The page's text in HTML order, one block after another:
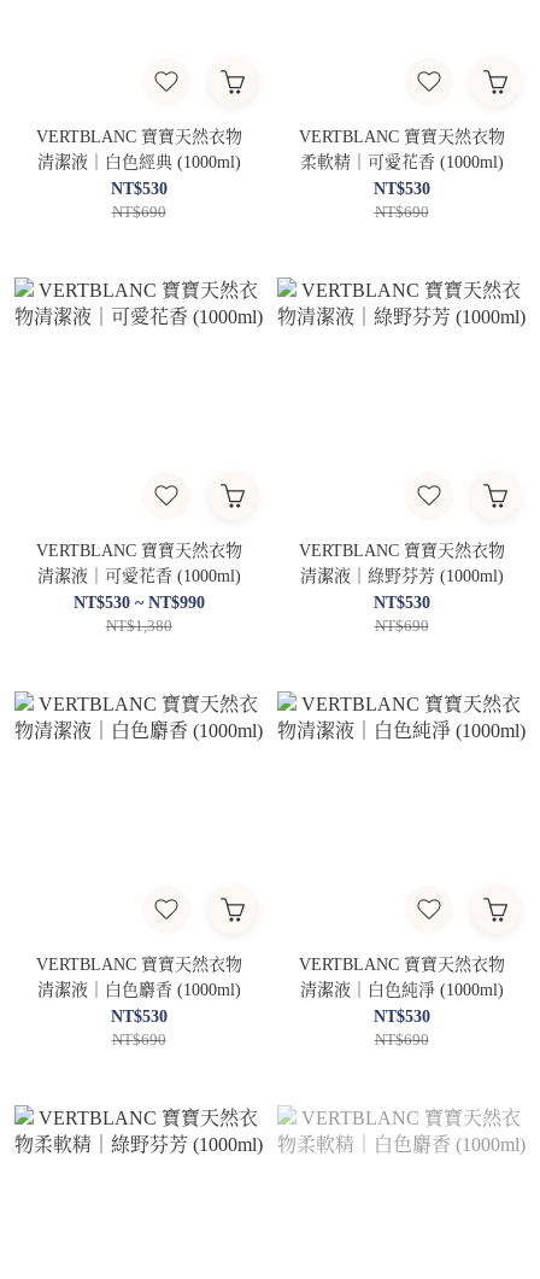
VERTBLANC 寶寶天然衣物
清潔液｜白色經典 (1000ml)
NT$530
NT$690
VERTBLANC 寶寶天然衣物
柔軟精｜可愛花香 (1000ml)
NT$530
NT$690
VERTBLANC 寶寶天然衣物
清潔液｜可愛花香 (1000ml)
NT$530 ~ NT$990
NT$1,380
VERTBLANC 寶寶天然衣物
清潔液｜綠野芬芳 (1000ml)
NT$530
NT$690
VERTBLANC 寶寶天然衣物
清潔液｜白色麝香 (1000ml)
NT$530
NT$690
VERTBLANC 寶寶天然衣物
清潔液｜白色純淨 (1000ml)
NT$530
NT$690